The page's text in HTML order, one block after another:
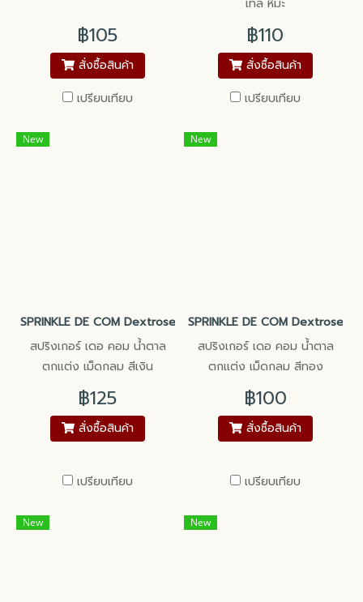
฿105
สั่งซื้อสินค้า
เปรียบเทียบ
เทล หิมะ
฿110
สั่งซื้อสินค้า
เปรียบเทียบ
New
SPRINKLE DE COM Dextrose Silver Color Ball
สปริงเกอร์ เดอ คอม น้ำตาล
ตกแต่ง เม็ดกลม สีเงิน
฿125
สั่งซื้อสินค้า
เปรียบเทียบ
New
SPRINKLE DE COM Dextrose
สปริงเกอร์ เดอ คอม น้ำตาล
ตกแต่ง เม็ดกลม สีทอง
฿100
สั่งซื้อสินค้า
เปรียบเทียบ
New New